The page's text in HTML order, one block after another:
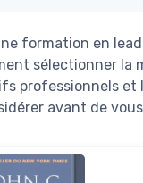
formation en
sélectionner la
professionnels et
avant de